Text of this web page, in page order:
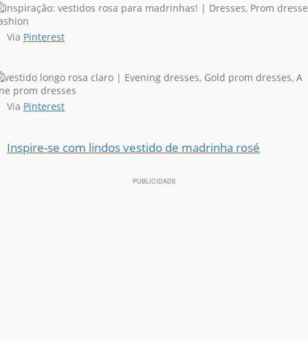
Via Pinterest
Via Pinterest
Inspire-se com lindos vestido de madrinha rosé